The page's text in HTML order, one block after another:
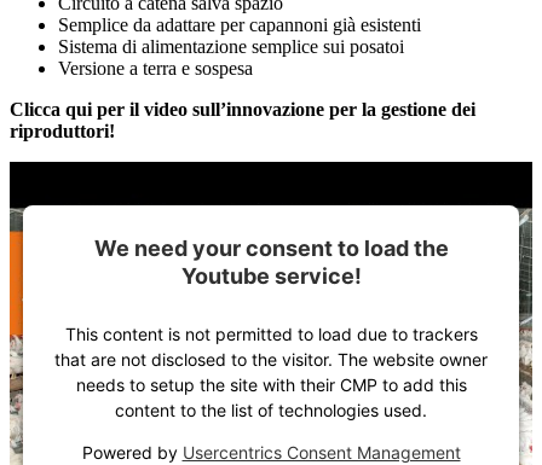
Semplice da adattare per capannoni già esistenti
Sistema di alimentazione semplice sui posatoi
Versione a terra e sospesa
Clicca qui per il video sull’innovazione per la gestione dei
riproduttori!
We need your consent to load the
Youtube service!
This content is not permitted to load due to trackers
that are not disclosed to the visitor. The website owner
needs to setup the site with their CMP to add this
content to the list of technologies used.
Powered by Usercentrics Consent Management